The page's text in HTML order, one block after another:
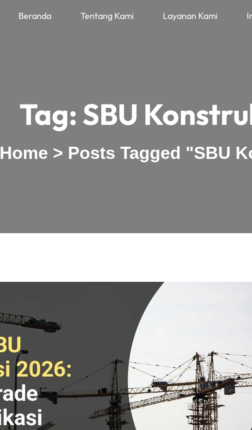
Beranda Tentang Kami Layanan Kami
Tag:SBU
Home > Posts Tagged "SBU